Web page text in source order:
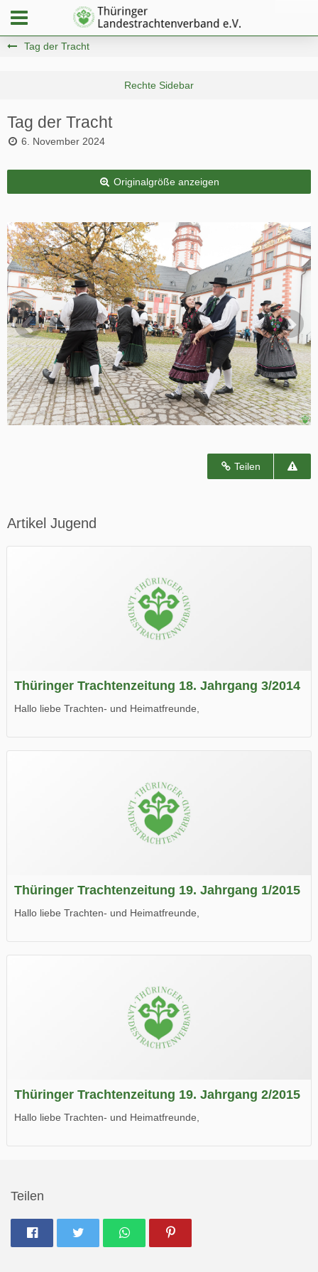
Tag der Tracht
Tag der Tracht
6. November 2024
Originalgröße anzeigen
Teilen
Artikel Jugend
Thüringer Trachtenzeitung 18. Jahrgang 3/2014
Hallo liebe Trachten- und Heimatfreunde,
Wir wünschen Euch viel Spaß beim Lesen.
Thüringer Trachtenzeitung 19. Jahrgang 1/2015
Hallo liebe Trachten- und Heimatfreunde,
Wir wünschen Euch viel Spaß beim Lesen.
Thüringer Trachtenzeitung 19. Jahrgang 2/2015
Hallo liebe Trachten- und Heimatfreunde,
Teilen